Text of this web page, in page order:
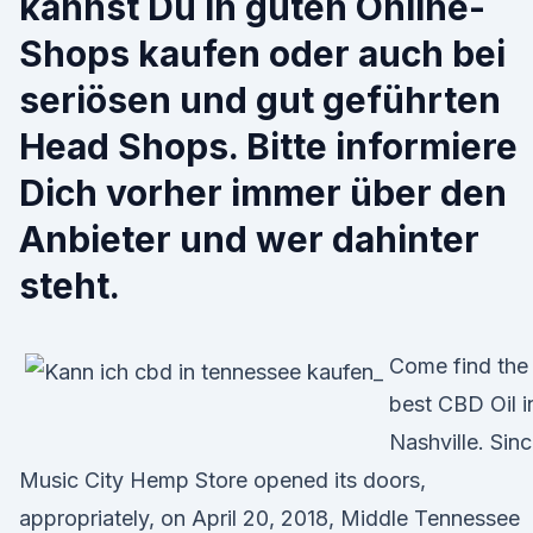
Shops kaufen oder auch bei
seriösen und gut geführten
Head Shops. Bitte informiere
Dich vorher immer über den
Anbieter und wer dahinter
steht.
Come find the
best CBD Oil
Nashville.
Music City Hemp Store opened its doors,
appropriately, on April 20, 2018, Middle Tennessee